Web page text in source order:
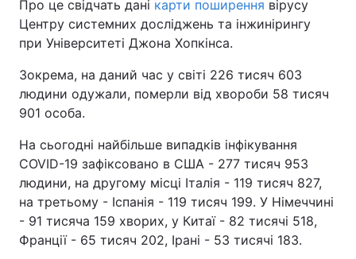
Про це свідчать дані карти поширення вірусу
Центру системних досліджень та інжинірингу
при Університеті Джона Хопкінса.
Зокрема, на даний час у світі 226 тисяч 603
людини одужали, померли від хвороби 58 тисяч
901 особа.
На сьогодні найбільше випадків інфікування
COVID-19 зафіксовано в США - 277 тисяч 953
людини, на другому місці Італія - 119 тисяч 827,
на третьому - Іспанія - 119 тисяч 199. У Німеччині
- 91 тисяча 159 хворих, у Китаї - 82 тисячі 518,
Франції - 65 тисяч 202, Ірані - 53 тисячі 183.